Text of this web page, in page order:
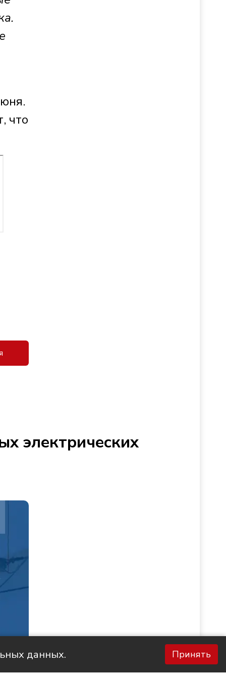
что
электрических
данных. Принять